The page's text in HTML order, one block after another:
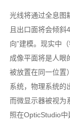
光线将通过全息图
且出口面将会倾斜
向”建模。现实中
成像平面将是人眼
被放置在同一位置
系统，物理系统的
而微显示器被视为
照在OpticStudio中